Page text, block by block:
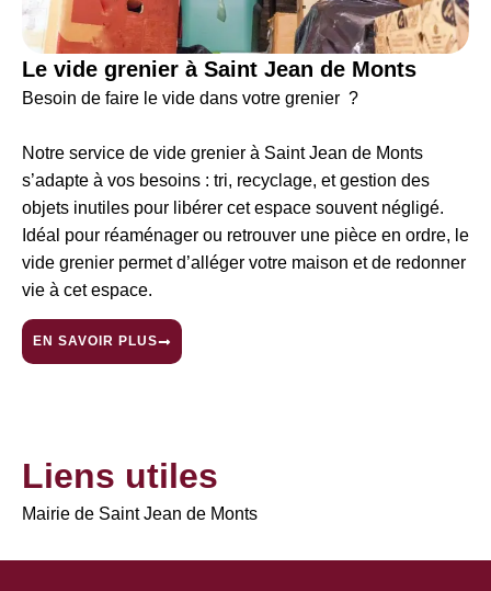
Le vide grenier à Saint Jean de Monts
Besoin de faire le vide dans votre grenier ?
Notre service de vide grenier à Saint Jean de Monts
s’adapte à vos besoins : tri, recyclage, et gestion des
objets inutiles pour libérer cet espace souvent négligé.
Idéal pour réaménager ou retrouver une pièce en ordre, le
vide grenier permet d’alléger votre maison et de redonner
vie à cet espace.
EN SAVOIR PLUS
Liens utiles
Mairie de Saint Jean de Monts